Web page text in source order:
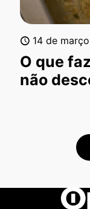
14 de
O que
não